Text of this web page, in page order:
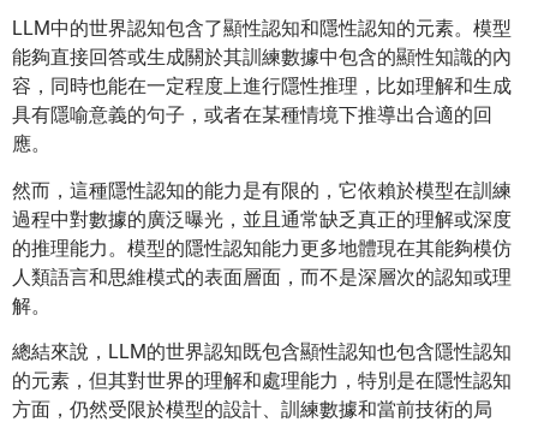
LLM中的世界認知包含了顯性認知和隱性認知的元素。模型
能夠直接回答或生成關於其訓練數據中包含的顯性知識的內
容，同時也能在一定程度上進行隱性推理，比如理解和生成
具有隱喻意義的句子，或者在某種情境下推導出合適的回
應。
然而，這種隱性認知的能力是有限的，它依賴於模型在訓練
過程中對數據的廣泛曝光，並且通常缺乏真正的理解或深度
的推理能力。模型的隱性認知能力更多地體現在其能夠模仿
人類語言和思維模式的表面層面，而不是深層次的認知或理
解。
總結來說，LLM的世界認知既包含顯性認知也包含隱性認知
的元素，但其對世界的理解和處理能力，特別是在隱性認知
方面，仍然受限於模型的設計、訓練數據和當前技術的局